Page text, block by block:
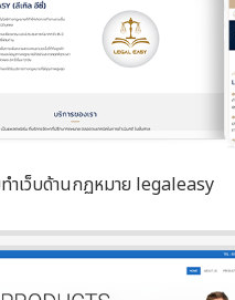
ำเว็บด้านกฏหมาย legaleasy